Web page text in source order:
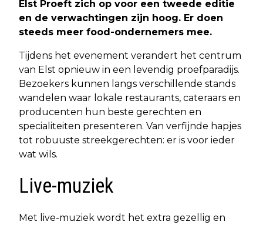
Elst Proeft zich op voor een tweede editie
en de verwachtingen zijn hoog. Er doen
steeds meer food-ondernemers mee.
Tijdens het evenement verandert het centrum
van Elst opnieuw in een levendig proefparadijs.
Bezoekers kunnen langs verschillende stands
wandelen waar lokale restaurants, cateraars en
producenten hun beste gerechten en
specialiteiten presenteren. Van verfijnde hapjes
tot robuuste streekgerechten: er is voor ieder
wat wils.
Live-muziek
Met live-muziek wordt het extra gezellig en